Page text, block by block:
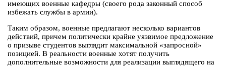
имеющих военные кафедры (своего рода законный способ
избежать службы в армии).
Таким образом, военные предлагают несколько вариантов
действий, причем политически крайне уязвимое предложение
о призыве студентов выглядит максимальной «запросной»
позицией. В реальности военные хотят получить
дополнительные возможности для реализации выглядящего на